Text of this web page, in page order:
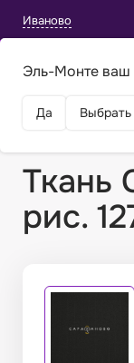
Иваново
Эль-Монте ваш
Да Выбрать
Ткань
рис.